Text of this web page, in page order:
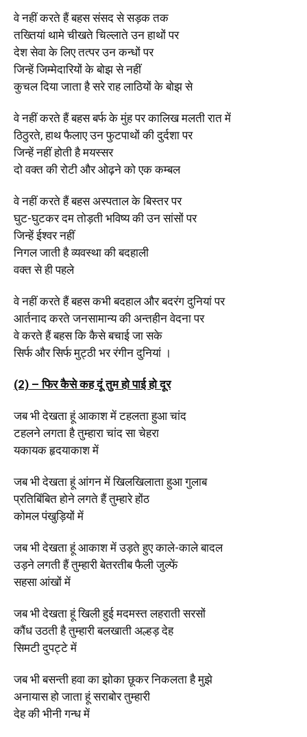
वे नहीं करते हैं बहस संसद से सड़क तक
तख्तियां थामे चीखते चिल्लाते उन हाथों पर
देश सेवा के लिए तत्पर उन कन्धों पर
जिन्हें जिम्मेदारियों के बोझ से नहीं
कुचल दिया जाता है सरे राह लाठियों के बोझ से
वे नहीं करते हैं बहस बर्फ के मुंह पर कालिख मलती रात में
ठिठुरते, हाथ फैलाए उन फुटपाथों की दुर्दशा पर
जिन्हें नहीं होती है मयस्सर
दो वक्त की रोटी और ओढ़ने को एक कम्बल
वे नहीं करते हैं बहस अस्पताल के बिस्तर पर
घुट-घुटकर दम तोड़ती भविष्य की उन सांसों पर
जिन्हें ईश्वर नहीं
निगल जाती है व्यवस्था की बदहाली
वक्त से ही पहले
वे नहीं करते हैं बहस कभी बदहाल और बदरंग दुनियां पर
आर्तनाद करते जनसामान्य की अन्तहीन वेदना पर
वे करते हैं बहस कि कैसे बचाई जा सके
सिर्फ और सिर्फ मुट्ठी भर रंगीन दुनियां ।
(2) –फिर कैसे कह दूं तुम हो पाई हो दूर
जब भी देखता हूं आकाश में टहलता हुआ चांद
टहलने लगता है तुम्हारा चांद सा चेहरा
यकायक हृदयाकाश में
जब भी देखता हूं आंगन में खिलखिलाता हुआ गुलाब
प्रतिबिंबित होने लगते हैं तुम्हारे होंठ
कोमल पंखुड़ियों में
जब भी देखता हूं आकाश में उड़ते हुए काले-काले बादल
उड़ने लगती हैं तुम्हारी बेतरतीब फैली जुल्फें
सहसा आंखों में
जब भी देखता हूं खिली हुई मदमस्त लहराती सरसों
कौंध उठती है तुम्हारी बलखाती अल्हड़ देह
सिमटी दुपट्टे में
जब भी बसन्ती हवा का झोका छूकर निकलता है मुझे
अनायास हो जाता हूं सराबोर तुम्हारी
देह की भीनी गन्ध में